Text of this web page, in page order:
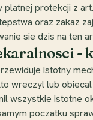
platnej protekcji z
oraz zakaz
sie dzis na ten
-
istotny
wreczyl lub
wszystkie istotne
poczatku